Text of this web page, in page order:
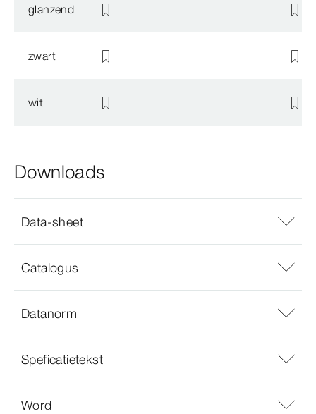
glanzend
zwart
wit
Downloads
Data-sheet
Catalogus
Datanorm
Speficatietekst
Word